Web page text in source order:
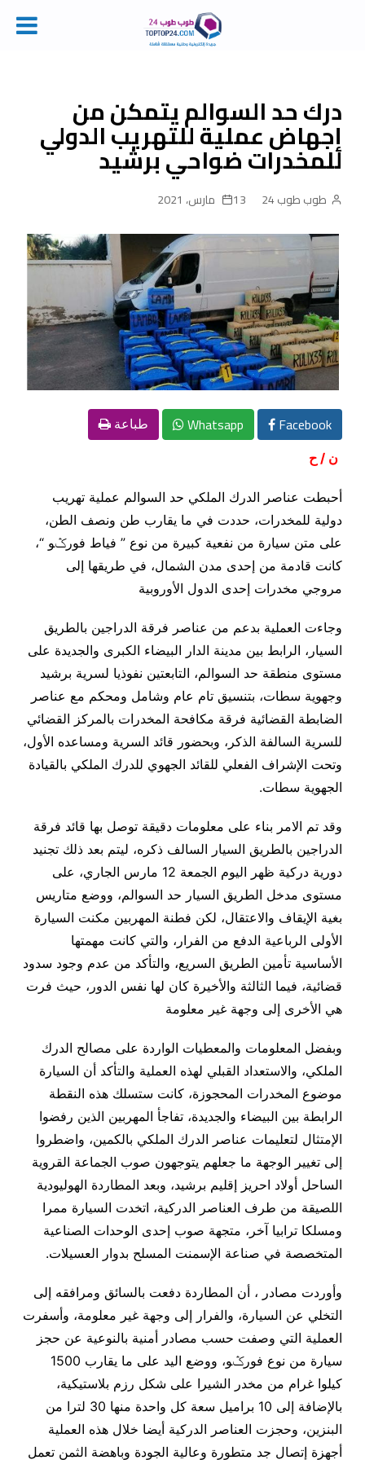
درك حد السوالم يتمكن من
إجهاض عملية للتهريب الدولي
للمخدرات ضواحي برشيد
طوب طوب 24 13 مارس، 2021
Facebook
Whatsapp طباعة
ن / ح
أحبطت عناصر الدرك الملكي حد السوالم عملية تهريب
دولية للمخدرات، حددت في ما يقارب طن ونصف الطن،
على متن سيارة من نفعية كبيرة من نوع ” فياط فورݣو “،
كانت قادمة من إحدى مدن الشمال، في طريقها إلى
مروجي مخدرات إحدى الدول الأوروبية
وجاءت العملية بدعم من عناصر فرقة الدراجين بالطريق
السيار، الرابط بين مدينة الدار البيضاء الكبرى والجديدة على
مستوى منطقة حد السوالم، التابعتين نفوذيا لسرية برشيد
وجهوية سطات، بتنسيق تام عام وشامل ومحكم مع عناصر
الضابطة القضائية فرقة مكافحة المخدرات بالمركز القضائي
للسرية السالفة الذكر، وبحضور قائد السرية ومساعده الأول،
وتحت الإشراف الفعلي للقائد الجهوي للدرك الملكي بالقيادة
الجهوية سطات.
وقد تم الامر بناء على معلومات دقيقة توصل بها قائد فرقة
الدراجين بالطريق السيار السالف ذكره، ليتم بعد ذلك تجنيد
دورية دركية ظهر اليوم الجمعة 12 مارس الجاري، على
مستوى مدخل الطريق السيار حد السوالم، ووضع متاريس
بغية الإيقاف والاعتقال، لكن فطنة المهربين مكنت السيارة
الأولى الرباعية الدفع من الفرار، والتي كانت مهمتها
الأساسية تأمين الطريق السريع، والتأكد من عدم وجود سدود
قضائية، فيما الثالثة والأخيرة كان لها نفس الدور، حيث فرت
هي الأخرى إلى وجهة غير معلومة
وبفضل المعلومات والمعطيات الواردة على مصالح الدرك
الملكي، والاستعداد القبلي لهذه العملية والتأكد أن السيارة
موضوع المخدرات المحجوزة، كانت ستسلك هذه النقطة
الرابطة بين البيضاء والجديدة، تفاجأ المهربين الذين رفضوا
الإمتثال لتعليمات عناصر الدرك الملكي بالكمين، واضطروا
إلى تغيير الوجهة ما جعلهم يتوجهون صوب الجماعة القروية
الساحل أولاد احريز إقليم برشيد، وبعد المطاردة الهوليودية
اللصيقة من طرف العناصر الدركية، اتخدت السيارة ممرا
ومسلكا ترابيا آخر، متجهة صوب إحدى الوحدات الصناعية
المتخصصة في صناعة الإسمنت المسلح بدوار العسيلات.
وأوردت مصادر ، أن المطاردة دفعت بالسائق ومرافقه إلى
التخلي عن السيارة، والفرار إلى وجهة غير معلومة، وأسفرت
العملية التي وصفت حسب مصادر أمنية بالنوعية عن حجز
سيارة من نوع فورݣو، ووضع اليد على ما يقارب 1500
كيلوا غرام من مخدر الشيرا على شكل رزم بلاستيكية،
بالإضافة إلى 10 براميل سعة كل واحدة منها 30 لترا من
البنزين، وحجزت العناصر الدركية أيضا خلال هذه العملية
أجهزة إتصال جد متطورة وعالية الجودة وباهضة الثمن تعمل